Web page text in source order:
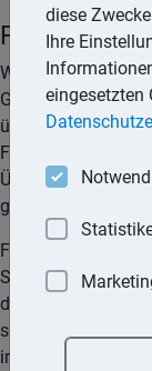
Freibetrag
Wird ein Freibetrag
Geldbetrags von
übersteigende
Freibetrag ist die
Überschreitung der
gesamten Betrages.
Freibeträge
Steuerprogression
die für den
sind, werden
im
diese
Ihre
eingesetzten